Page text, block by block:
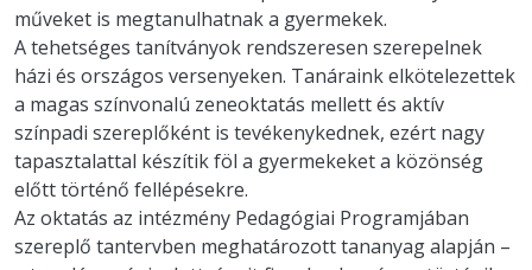
műveket is megtanulhatnak a gyermekek.
A tehetséges tanítványok rendszeresen szerepelnek
házi és országos versenyeken. Tanáraink elkötelezettek
a magas színvonalú zeneoktatás mellett és aktív
színpadi szereplőként is tevékenykednek, ezért nagy
tapasztalattal készítik föl a gyermekeket a közönség
előtt történő fellépésekre.
Az oktatás az intézmény Pedagógiai Programjában
szereplő tantervben meghatározott tananyag alapján –